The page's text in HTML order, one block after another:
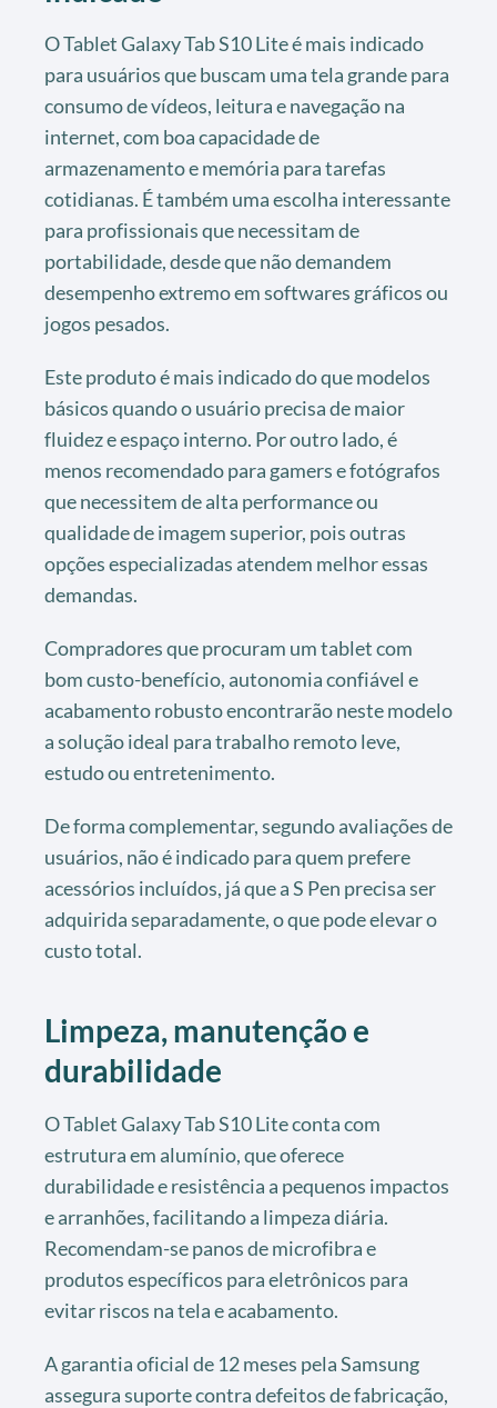
O Tablet Galaxy Tab S10 Lite é mais indicado
para usuários que buscam uma tela grande para
consumo de vídeos, leitura e navegação na
internet, com boa capacidade de
armazenamento e memória para tarefas
cotidianas. É também uma escolha interessante
para profissionais que necessitam de
portabilidade, desde que não demandem
desempenho extremo em softwares gráficos ou
jogos pesados.
Este produto é mais indicado do que modelos
básicos quando o usuário precisa de maior
fluidez e espaço interno. Por outro lado, é
menos recomendado para gamers e fotógrafos
que necessitem de alta performance ou
qualidade de imagem superior, pois outras
opções especializadas atendem melhor essas
demandas.
Compradores que procuram um tablet com
bom custo-benefício, autonomia confiável e
acabamento robusto encontrarão neste modelo
a solução ideal para trabalho remoto leve,
estudo ou entretenimento.
De forma complementar, segundo avaliações de
usuários, não é indicado para quem prefere
acessórios incluídos, já que a S Pen precisa ser
adquirida separadamente, o que pode elevar o
custo total.
Limpeza, manutenção e
durabilidade
O Tablet Galaxy Tab S10 Lite conta com
estrutura em alumínio, que oferece
durabilidade e resistência a pequenos impactos
e arranhões, facilitando a limpeza diária.
Recomendam-se panos de microfibra e
produtos específicos para eletrônicos para
evitar riscos na tela e acabamento.
A garantia oficial de 12 meses pela Samsung
assegura suporte contra defeitos de fabricação,